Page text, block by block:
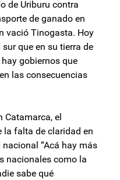
de Uriburu contra
de ganado en
vació Tinogasta. Hoy
que en su tierra de
gobiernos que
las consecuencias
Catamarca, el
la falta de claridad en
“Acá hay más
nacionales como la
sabe qué